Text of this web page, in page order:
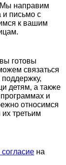
направим
и письмо с
к вашим
готовы
связаться
детям, а также
и
относимся
третьим
на